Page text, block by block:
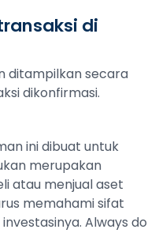
di
ditampilkan secara
dikonfirmasi.
ini dibuat untuk
merupakan
atau menjual aset
memahami sifat
Always do